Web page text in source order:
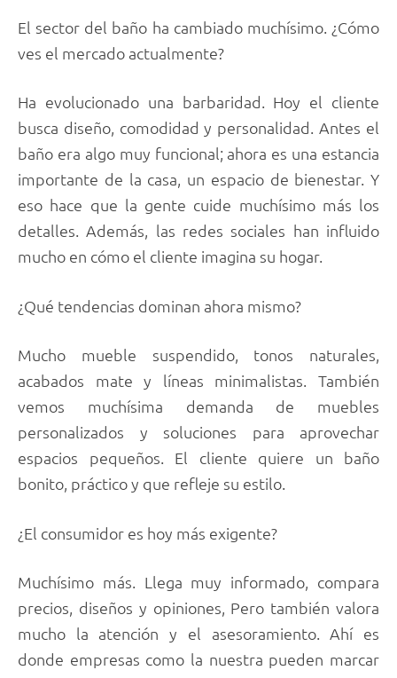
El sector del baño ha cambiado muchísimo. ¿Cómo
ves el mercado actualmente?
Ha evolucionado una barbaridad. Hoy el cliente
busca diseño, comodidad y personalidad. Antes el
baño era algo muy funcional; ahora es una estancia
importante de la casa, un espacio de bienestar. Y
eso hace que la gente cuide muchísimo más los
detalles. Además, las redes sociales han influido
mucho en cómo el cliente imagina su hogar.
¿Qué tendencias dominan ahora mismo?
Mucho mueble suspendido, tonos naturales,
acabados mate y líneas minimalistas. También
vemos muchísima demanda de muebles
personalizados y soluciones para aprovechar
espacios pequeños. El cliente quiere un baño
bonito, práctico y que refleje su estilo.
¿El consumidor es hoy más exigente?
Muchísimo más. Llega muy informado, compara
precios, diseños y opiniones, Pero también valora
mucho la atención y el asesoramiento. Ahí es
donde empresas como la nuestra pueden marcar